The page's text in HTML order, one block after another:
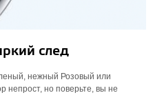
след
нежный Розовый или
непрост, но поверьте, вы не